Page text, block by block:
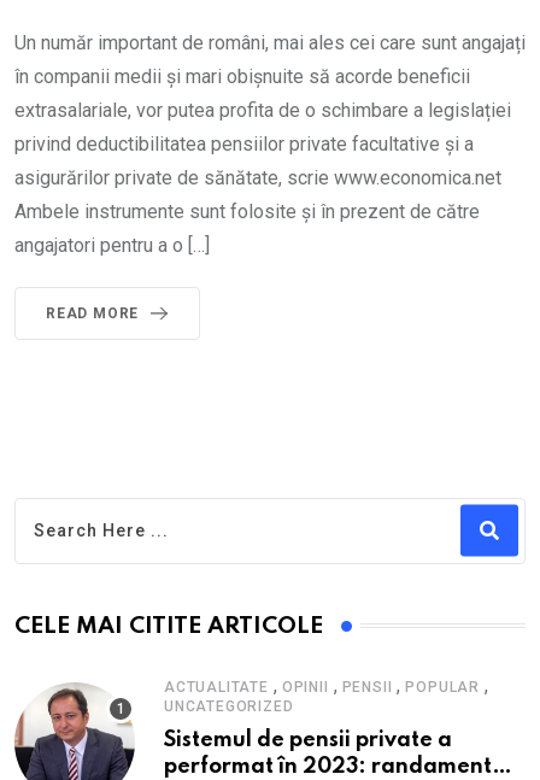
Un număr important de români, mai ales cei care sunt angajați
în companii medii și mari obișnuite să acorde beneficii
extrasalariale, vor putea profita de o schimbare a legislației
privind deductibilitatea pensiilor private facultative și a
asigurărilor private de sănătate, scrie www.economica.net
Ambele instrumente sunt folosite și în prezent de către
angajatori pentru a o […]
READ MORE
CELE MAI CITITE ARTICOLE
ACTUALITATE , OPINII , PENSII ,POPULAR ,
UNCATEGORIZED
Sistemul de pensii private a
performat în 2023: randament